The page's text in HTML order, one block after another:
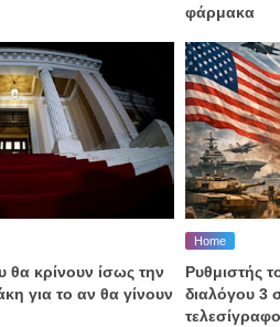
φάρμακα
θα κρίνουν ίσως την
για το αν θα γίνουν
Home
Ρυθμιστής
διαλόγου 3